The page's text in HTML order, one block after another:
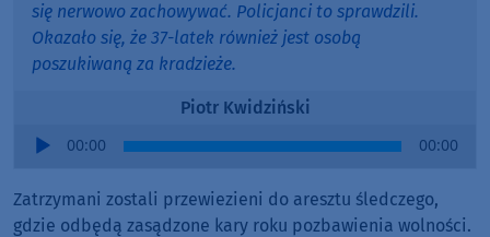
się nerwowo zachowywać. Policjanci to sprawdzili.
Okazało się, że 37-latek również jest osobą
poszukiwaną za kradzieże.
Piotr Kwidziński
Audio
00:00 00:00
Zatrzymani zostali przewiezieni do aresztu śledczego,
gdzie odbędą zasądzone kary roku pozbawienia wolności.